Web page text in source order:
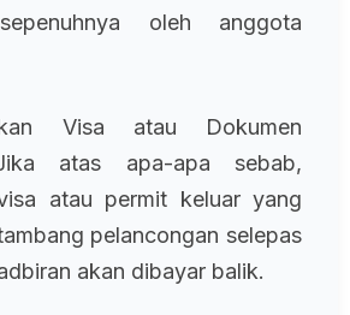
oleh anggota
Visa atau Dokumen
atas apa-apa sebab,
atau permit keluar yang
pelancongan selepas
akan dibayar balik.